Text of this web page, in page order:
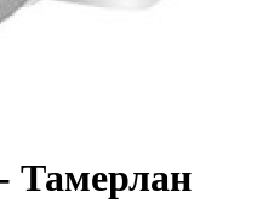
Тамерлан